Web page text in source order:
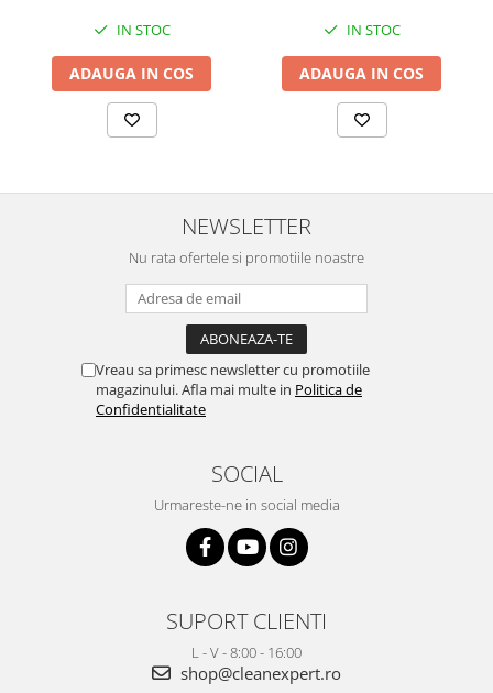
IN STOC
ADAUGA IN COS
IN STOC
ADAUGA IN COS
NEWSLETTER
Nu rata ofertele si promotiile noastre
Vreau sa primesc newsletter cu promotiile
magazinului. Afla mai multe in Politica de
Confidentialitate
SOCIAL
Urmareste-ne in social media
SUPORT CLIENTI
L - V - 8:00 - 16:00
shop@cleanexpert.ro